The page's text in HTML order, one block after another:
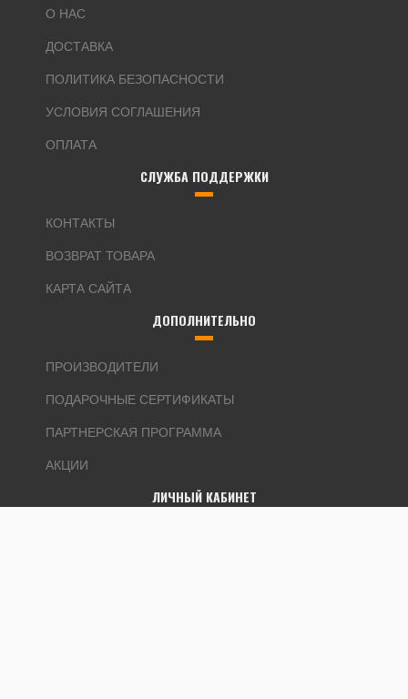
О НАС
ДОСТАВКА
ПОЛИТИКА БЕЗОПАСНОСТИ
УСЛОВИЯ СОГЛАШЕНИЯ
ОПЛАТА
СЛУЖБА ПОДДЕРЖКИ
КОНТАКТЫ
ВОЗВРАТ ТОВАРА
КАРТА САЙТА
ДОПОЛНИТЕЛЬНО
ПРОИЗВОДИТЕЛИ
ПОДАРОЧНЫЕ СЕРТИФИКАТЫ
ПАРТНЕРСКАЯ ПРОГРАММА
АКЦИИ
ЛИЧНЫЙ КАБИНЕТ